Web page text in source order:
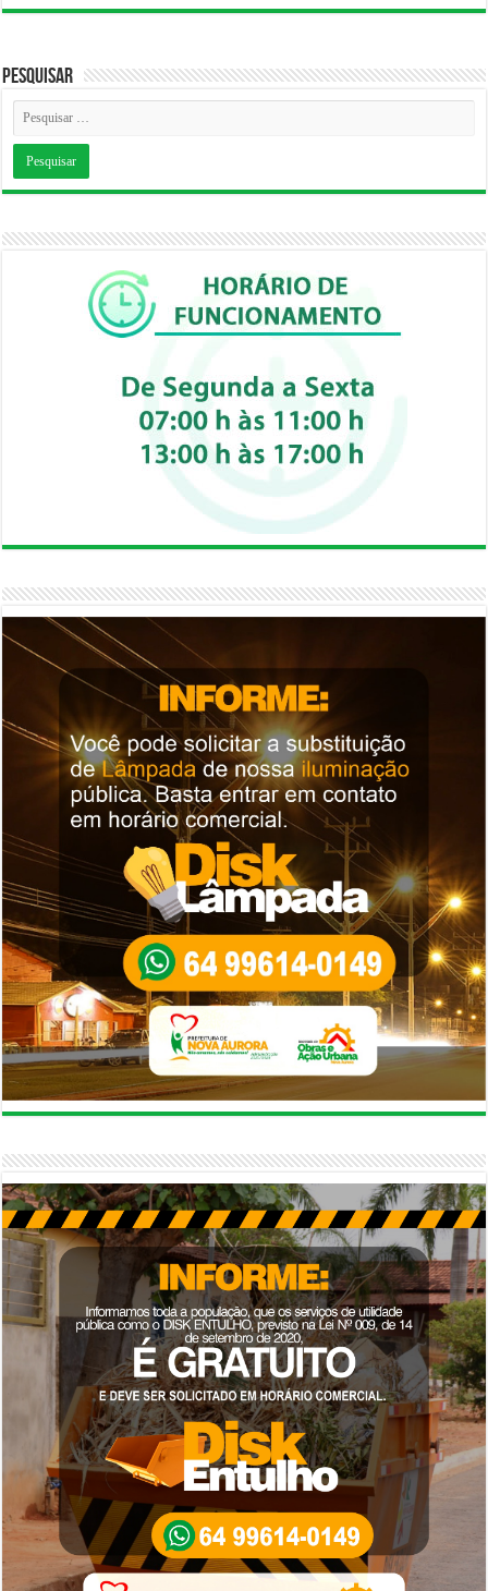
Pesquisar